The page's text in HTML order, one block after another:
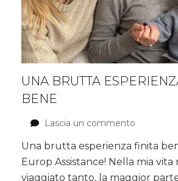
UNA BRUTTA
BENE
Lascia un commento
brutta
finita
Una brutta esperienza finita
Europ Assistance! Nella mia vita
viaggiato tanto, la maggior